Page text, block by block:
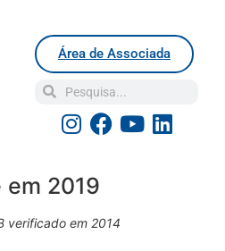
Área de Associada
2019
verificado em 2014